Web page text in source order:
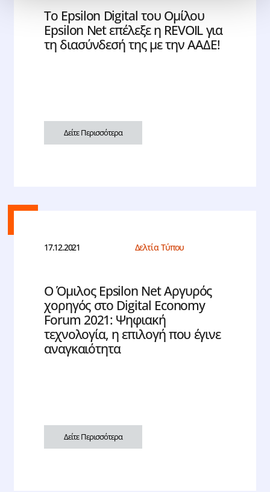
Tο Epsilon Digital του Ομίλου
Epsilon Net επέλεξε η REVOIL για
τη διασύνδεσή της με την ΑΑΔΕ!
Δείτε Περισσότερα
17.12.2021 Δελτία Τύπου
O Όμιλος Epsilon Net Αργυρός
χορηγός στο Digital Economy
Forum 2021: Ψηφιακή
τεχνολογία, η επιλογή που έγινε
αναγκαιότητα
Δείτε Περισσότερα